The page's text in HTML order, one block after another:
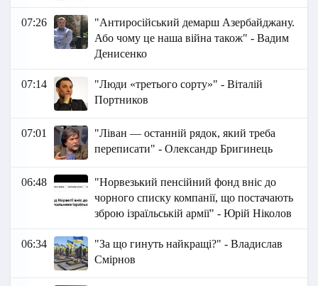
07:26
"Антиросійський демарш Азербайджану.
Або чому це наша війна також" - Вадим
Денисенко
07:14
"Люди «третього сорту»" - Віталій
Портников
07:01
"Ліван — останній рядок, який треба
переписати" - Олександр Бригинець
06:48
"Норвезький пенсійний фонд вніс до
чорного списку компанії, що постачають
зброю ізраїльській армії" - Юрій Ніколов
06:34
"За що гинуть найкращі?" - Владислав
Смірнов